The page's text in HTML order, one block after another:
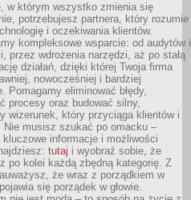
w którym wszystko zmienia się
potrzebujesz partnera, który rozumie
i oczekiwania klientów.
kompleksowe wsparcie: od audytów i
przez wdrożenia narzędzi, aż po stałą
działań, dzięki której Twoja firma
nowocześniej i bardziej
Pomagamy eliminować błędy,
procesy oraz budować silny,
wizerunek, który przyciąga klientów i
Nie musisz szukać po omacku –
informacje i możliwości
tutaj i wyobraź sobie, że
po kolei każdą zbędną kategorię. Z
że wraz z porządkiem w
się porządek w głowie.